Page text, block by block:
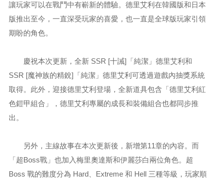
讓玩家可以在戰鬥中有嶄新的體驗。德里艾利在韓國版和日本
版推出至今，一直深受玩家的喜愛，也一直是全球版玩家引領
期盼的角色。
慶祝本次更新，全新 SSR [十誡]「純潔」德里艾利和
SSR [魔神族的精銳]「純潔」德里艾利可透過遊戲內抽獎系統
取得。此外，迎接德里艾利登場，全新道具包含「德里艾利紅
色鎧甲組合」，德里艾利專屬的成長和裝備組合也都同步推
出。
另外，主線故事在本次更新後，新增第11章的內容。而
「超Boss戰」也加入梅里奧達斯和伊麗莎白兩位角色。超
Boss 戰的難度分為 Hard、Extreme 和 Hell 三種等級，玩家順